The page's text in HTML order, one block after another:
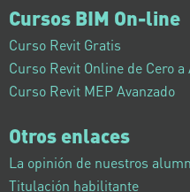
Cursos BIM On-line
Curso Revit Gratis
Curso Revit Online de Cero a
Curso Revit MEP Avanzado
Otros enlaces
La opinión de nuestros
Titulación habilitante